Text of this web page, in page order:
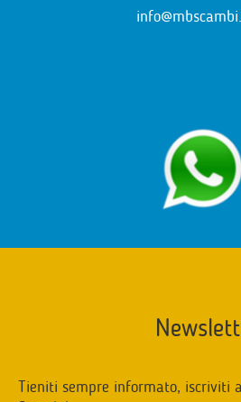
Tieniti sempre informato, iscriviti